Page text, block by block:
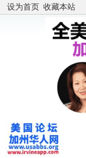
设为首页 收藏本站